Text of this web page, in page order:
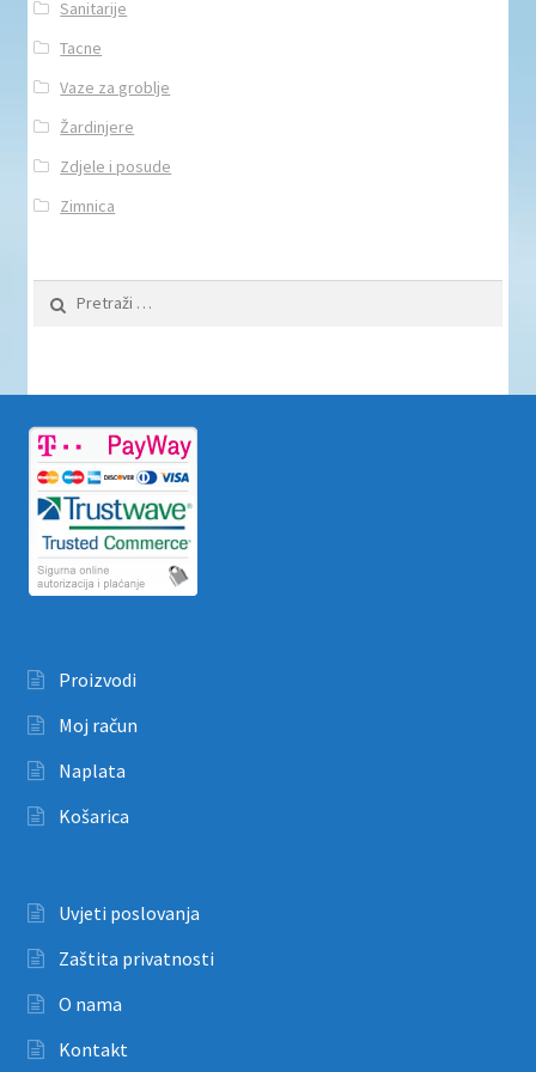
Sanitarije
Tacne
Vaze za groblje
Žardinjere
Zdjele i posude
Zimnica
Pretraži:
Proizvodi
Moj račun
Naplata
Košarica
Uvjeti poslovanja
Zaštita privatnosti
O nama
Kontakt